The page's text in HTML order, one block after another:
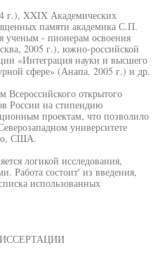
г.), XXIX Академических
памяти академика С.П.
- пионерам освоения
2005 г.), южно-российской
«Интеграция науки и высшего
сфере» (Анапа, 2005 г.) и др.
Всероссийского открытого
России на стипендию
проектам, что позволило
университете
США.
логикой исследования,
Работа состоит' из введения,
использованных